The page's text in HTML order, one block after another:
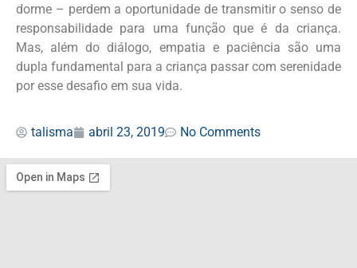
dorme – perdem a oportunidade de transmitir o senso de
responsabilidade para uma função que é da criança.
Mas, além do diálogo, empatia e paciência são uma
dupla fundamental para a criança passar com serenidade
por esse desafio em sua vida.
talisma abril 23, 2019 No Comments